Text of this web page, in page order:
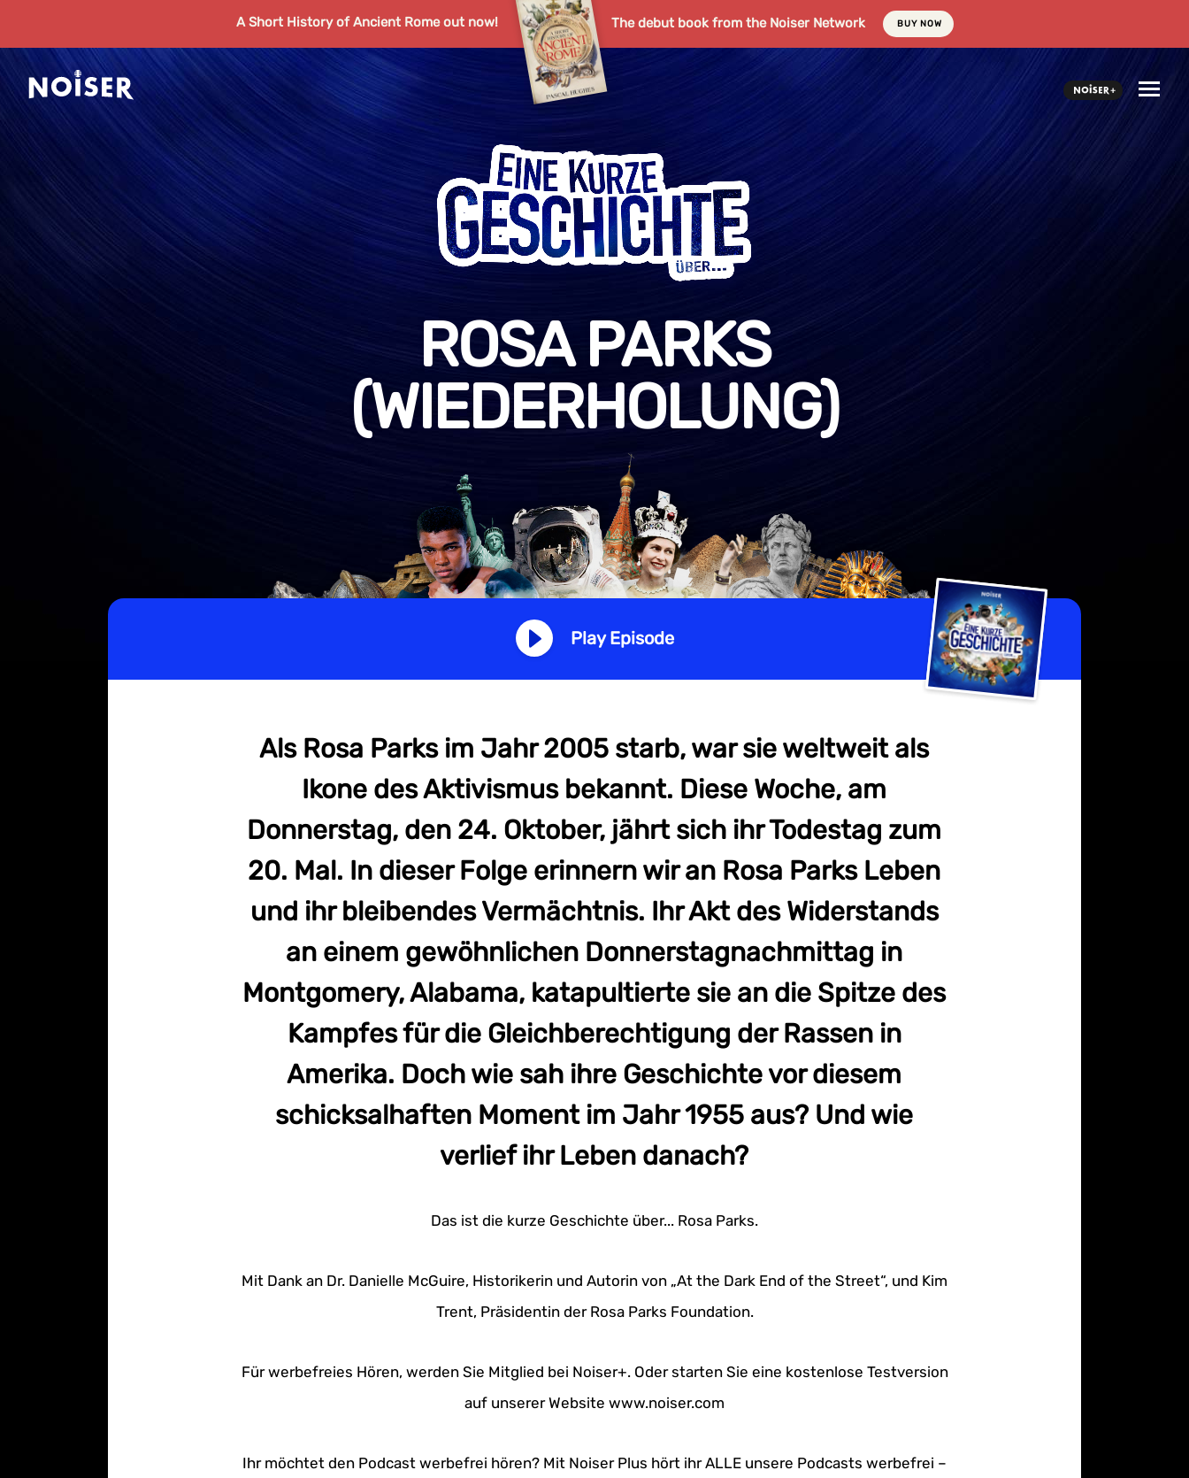
A Short History of Ancient Rome out now! The debut book from the Noiser Network BUY NOW
ROSA PARKS
(WIEDERHOLUNG)
Play Episode
Als Rosa Parks im Jahr 2005 starb, war sie weltweit als
Ikone des Aktivismus bekannt. Diese Woche, am
Donnerstag, den 24. Oktober, jährt sich ihr Todestag zum
20. Mal. In dieser Folge erinnern wir an Rosa Parks Leben
und ihr bleibendes Vermächtnis. Ihr Akt des Widerstands
an einem gewöhnlichen Donnerstagnachmittag in
Montgomery, Alabama, katapultierte sie an die Spitze des
Kampfes für die Gleichberechtigung der Rassen in
Amerika. Doch wie sah ihre Geschichte vor diesem
schicksalhaften Moment im Jahr 1955 aus? Und wie
verlief ihr Leben danach?
Das ist die kurze Geschichte über... Rosa Parks.
Mit Dank an Dr. Danielle McGuire, Historikerin und Autorin von „At the Dark End of the Street“, und Kim
Trent, Präsidentin der Rosa Parks Foundation.
Für werbefreies Hören, werden Sie Mitglied bei Noiser+. Oder starten Sie eine kostenlose Testversion
auf unserer Website www.noiser.com
Ihr möchtet den Podcast werbefrei hören? Mit Noiser Plus hört ihr ALLE unsere Podcasts werbefrei –